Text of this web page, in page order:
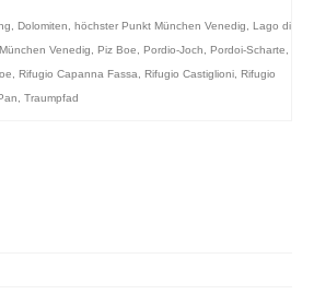
, Dolomiten, höchster Punkt München Venedig, Lago di
München Venedig, Piz Boe, Pordio-Joch, Pordoi-Scharte,
, Rifugio Capanna Fassa, Rifugio Castiglioni, Rifugio
, Traumpfad